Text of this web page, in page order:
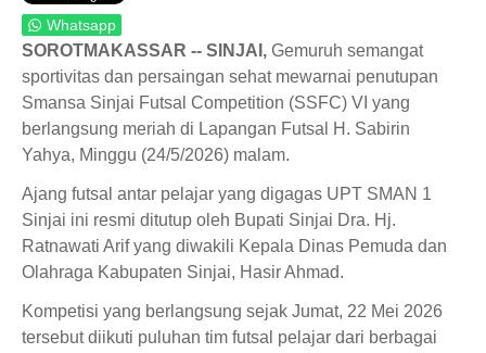
Whatsapp
SOROTMAKASSAR -- SINJAI, Gemuruh semangat
sportivitas dan persaingan sehat mewarnai penutupan
Smansa Sinjai Futsal Competition (SSFC) VI yang
berlangsung meriah di Lapangan Futsal H. Sabirin
Yahya, Minggu (24/5/2026) malam.
Ajang futsal antar pelajar yang digagas UPT SMAN 1
Sinjai ini resmi ditutup oleh Bupati Sinjai Dra. Hj.
Ratnawati Arif yang diwakili Kepala Dinas Pemuda dan
Olahraga Kabupaten Sinjai, Hasir Ahmad.
Kompetisi yang berlangsung sejak Jumat, 22 Mei 2026
tersebut diikuti puluhan tim futsal pelajar dari berbagai